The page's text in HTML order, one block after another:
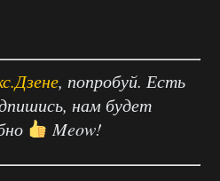
, попробуй. Есть
нам будет
Meow!